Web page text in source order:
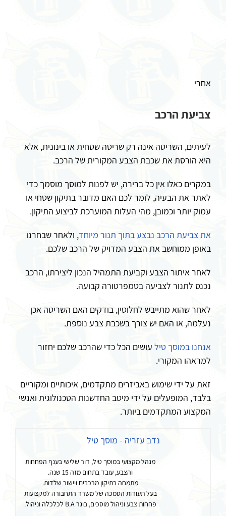
אחרי
צביעת הרכב
לעיתים, השריטה אינה רק שריטה שטחית או בינונית, אלא
היא הורסת את שכבת הצבע המקורית של הרכב.
במקרים כאלו אין כל ברירה, יש לפנות למוסך מוסמך כדי
לאתר את הבעיה, לומר לכם האם מדובר בתיקון שטחי או
עמוק יותר וכמובן, מהי העלות המוערכת לביצוע התיקון.
את צביעת הרכב נבצע בתוך תנור מיוחד, ולאחר שבחרנו
באופן ממוחשב את הצבע המדויק של הרכב שלכם.
לאחר איתור הצבע וקביעת התמהיל הנכון ליצירתו, הרכב
נכנס לתנור לצביעה בטמפרטורה קבועה.
לאחר שהוא מתייבש לחלוטין, בודקים האם השריטה אכן
נעלמה, או האם יש צורך בשכבת צבע נוספת.
אנחנו במוסך טיל עושים הכל כדי שהרכב שלכם יחזור
למראהו המקורי.
זאת על ידי שימוש באביזרים מתקדמים, איכותיים ומקוריים
בלבד, המופעלים על ידי מיטב החדשנות הטכנולוגית ואנשי
המקצוע המתקדמים ביותר.
נדב עזריה - מוסך טיל
מנהל מקצועי במוסך טיל, דור שלישי בענף הפחחות
והצבע, עובד בתחום מזה 15 שנה.
מתמחה בתיקון מרכבים ויישור שלדות.
בעל תעודות הסמכה של משרד התחבורה למקצועות
פחחות צבע וניהול מוסכים, בוגר B.A לכלכלה וניהול.